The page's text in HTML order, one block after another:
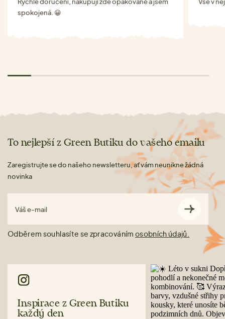
spokojená. 😀
To nejlepší z Green Butiku do vašeho emailu
Zaregistrujte se do našeho newsletteru, ať vám neunikne žádná
novinka
Váš e-mail
Odběrem souhlasíte se zpracováním osobních údajů.
Inspirace z Green Butiku
každý den